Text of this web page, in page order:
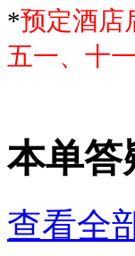
*预定酒店
五一、十
本单答
查看全